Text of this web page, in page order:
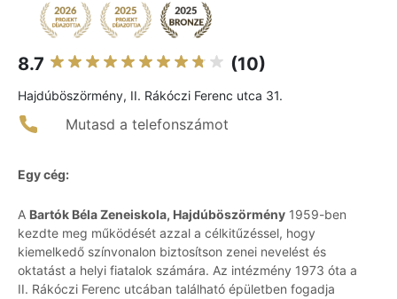
8.7 (10)
Hajdúböszörmény, II. Rákóczi Ferenc utca 31.
Mutasd a telefonszámot
Egy cég:
A Bartók Béla Zeneiskola, Hajdúböszörmény 1959-ben
kezdte meg működését azzal a célkitűzéssel, hogy
kiemelkedő színvonalon biztosítson zenei nevelést és
oktatást a helyi fiatalok számára. Az intézmény 1973 óta a
II. Rákóczi Ferenc utcában található épületben fogadja